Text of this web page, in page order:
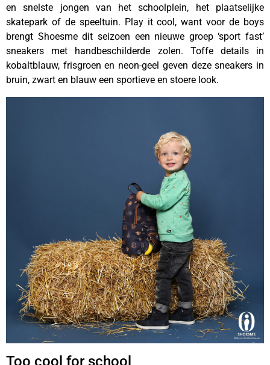
en snelste jongen van het schoolplein, het plaatselijke
skatepark of de speeltuin. Play it cool, want voor de boys
brengt Shoesme dit seizoen een nieuwe groep ‘sport fast’
sneakers met handbeschilderde zolen. Toffe details in
kobaltblauw, frisgroen en neon-geel geven deze sneakers in
bruin, zwart en blauw een sportieve en stoere look.
Too cool for school